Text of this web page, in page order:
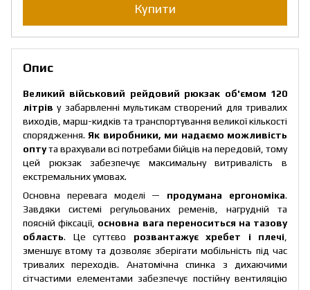
Купити
Опис
Великий військовий рейдовий рюкзак об'ємом 120
літрів у забарвленні мультикам створений для тривалих
виходів, марш-кидків та транспортування великої кількості
спорядження. Як виробники, ми надаємо можливість
оптута врахували всі потребами бійців на передовій, тому
цей рюкзак забезпечує максимальну витривалість в
екстремальних умовах.
Основна перевага моделі — продумана ергономіка.
Завдяки системі регульованих ременів, нагрудній та
поясній фіксації, основна вага переноситься на тазову
область. Це суттєво розвантажує хребет і плечі
зменшує втому та дозволяє зберігати мобільність під час
тривалих переходів. Анатомічна спинка з дихаючими
сітчастими елементами забезпечує постійну вентиляцію